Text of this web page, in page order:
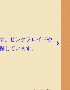
。ピンクフロイドや
しています。